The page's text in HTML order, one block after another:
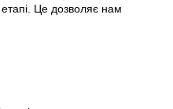
Це дозволяє нам